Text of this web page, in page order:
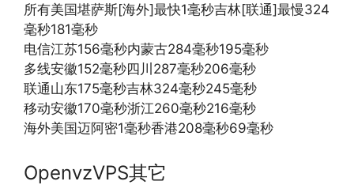
所有美国堪萨斯[海外]最快1毫秒吉林[联通]最慢324
毫秒181毫秒
电信江苏156毫秒内蒙古284毫秒195毫秒
多线安徽152毫秒四川287毫秒206毫秒
联通山东175毫秒吉林324毫秒245毫秒
移动安徽170毫秒浙江260毫秒216毫秒
海外美国迈阿密1毫秒香港208毫秒69毫秒
OpenvzVPS其它